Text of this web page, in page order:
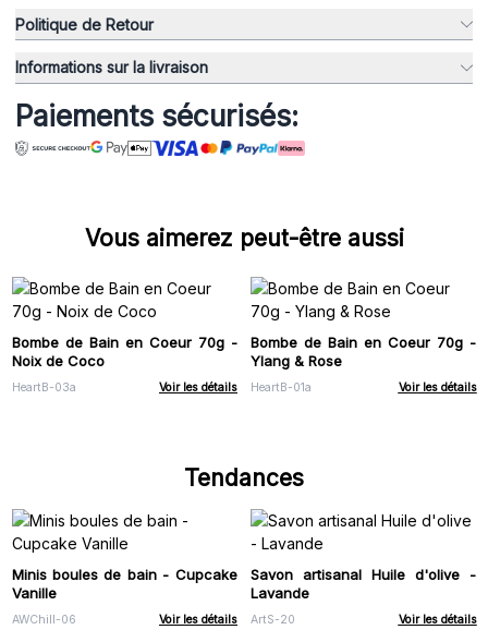
Politique de Retour
Informations sur la livraison
Paiements sécurisés:
Vous aimerez peut-être aussi
Bombe de Bain en Coeur 70g -
Noix de Coco
HeartB-03a Voir les détails
Bombe de Bain en Coeur 70g -
Ylang & Rose
HeartB-01a Voir les détails
Tendances
Minis boules de bain - Cupcake
Vanille
AWChill-06 Voir les détails
Savon artisanal Huile d'olive -
Lavande
ArtS-20 Voir les détails